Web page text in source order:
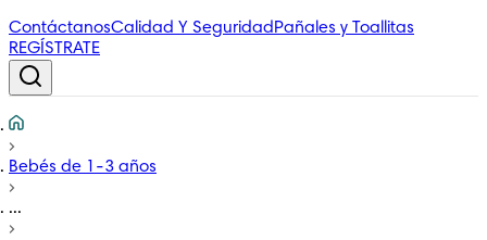
ContáctanosCalidad Y Seguridad Pañales y Toallitas
REGÍSTRATE
Bebés de 1-3 años
...